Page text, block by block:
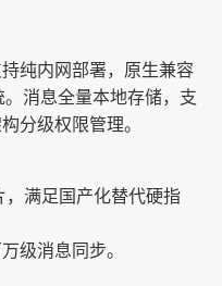
纯内网部署，原生兼容
消息全量本地存储，支
分级权限管理。
，满足国产化替代硬指
级消息同步。